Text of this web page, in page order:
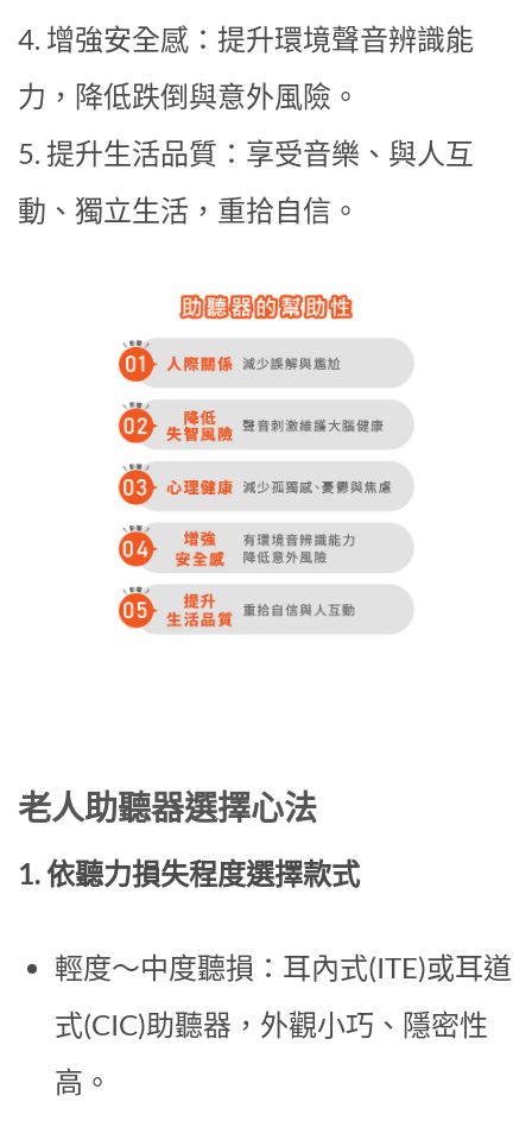
4. 增強安全感：提升環境聲音辨識能
力，降低跌倒與意外風險。
5. 提升生活品質：享受音樂、與人互
動、獨立生活，重拾自信。
老人助聽器選擇心法
1. 依聽力損失程度選擇款式
輕度～中度聽損：耳內式(ITE)或耳道
式(CIC)助聽器，外觀小巧、隱密性
高。